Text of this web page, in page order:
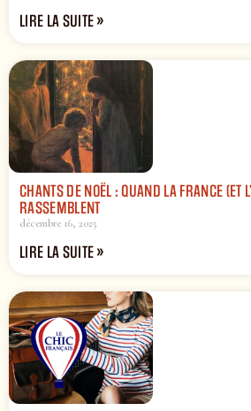
LIRE LA SUITE »
CHANTS DE NOËL : QUAND LA FRANCE (ET
RASSEMBLENT
décembre 16, 2025
LIRE LA SUITE »